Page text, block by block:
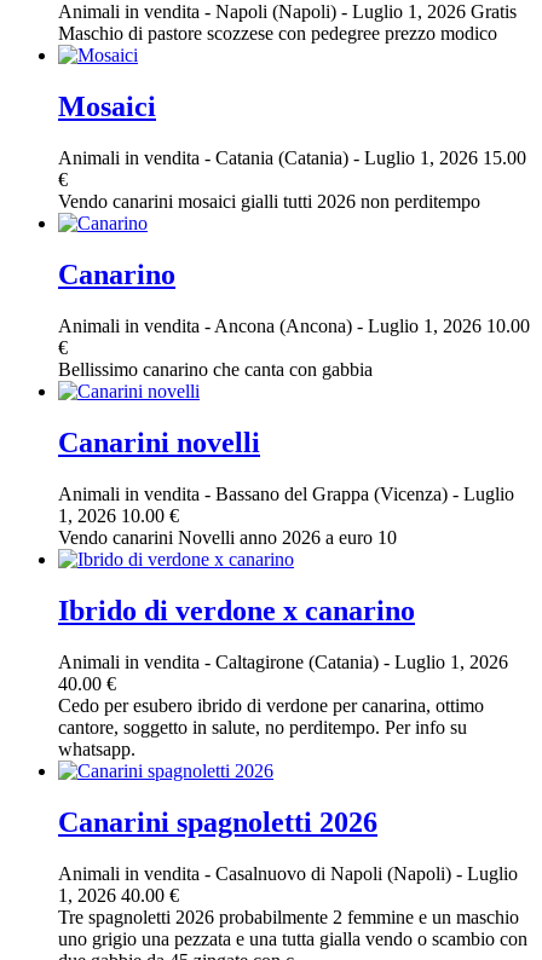
Animali in vendita - Napoli (Napoli) - Luglio 1, 2026 Gratis
Maschio di pastore scozzese con pedegree prezzo modico
Mosaici
Animali in vendita - Catania (Catania) - Luglio 1, 2026 15.00
€
Vendo canarini mosaici gialli tutti 2026 non perditempo
Canarino
Animali in vendita - Ancona (Ancona) - Luglio 1, 2026 10.00
€
Bellissimo canarino che canta con gabbia
Canarini novelli
Animali in vendita - Bassano del Grappa (Vicenza) - Luglio
1, 2026 10.00 €
Vendo canarini Novelli anno 2026 a euro 10
Ibrido di verdone x canarino
Animali in vendita - Caltagirone (Catania) - Luglio 1, 2026
40.00 €
Cedo per esubero ibrido di verdone per canarina, ottimo
cantore, soggetto in salute, no perditempo. Per info su
whatsapp.
Canarini spagnoletti 2026
Animali in vendita - Casalnuovo di Napoli (Napoli) - Luglio
1, 2026 40.00 €
Tre spagnoletti 2026 probabilmente 2 femmine e un maschio
uno grigio una pezzata e una tutta gialla vendo o scambio con